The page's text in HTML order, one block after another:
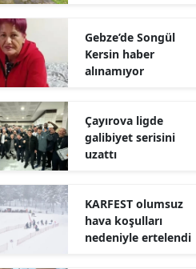
İzmir
Kastamonu
Kayseri
Kırşehir
Gebze’de Songül
Kersin haber
alınamıyor
Çayırova ligde
galibiyet serisini
uzattı
KARFEST olumsuz
hava koşulları
nedeniyle ertelendi